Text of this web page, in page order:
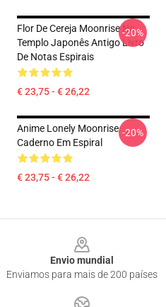
Flor De Cereja Moonrise No
Templo Japonês Antigo Livro
De Notas Espirais
€ 23,75 - € 26,22
-20%
Anime Lonely Moonrise
Caderno Em Espiral
€ 23,75 - € 26,22
-20%
Envio mundial
Enviamos para mais de 200 países